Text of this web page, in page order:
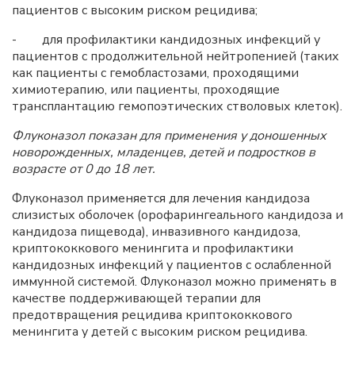
пациентов с высоким риском рецидива;
- для профилактики кандидозных инфекций у
пациентов с продолжительной нейтропенией (таких
как пациенты с гемобластозами, проходящими
химиотерапию, или пациенты, проходящие
трансплантацию гемопоэтических стволовых клеток).
Флуконазол показан для применения у доношенных
новорожденных, младенцев, детей и подростков в
возрасте от 0 до 18 лет.
Флуконазол применяется для лечения кандидоза
слизистых оболочек (орофарингеального кандидоза и
кандидоза пищевода), инвазивного кандидоза,
криптококкового менингита и профилактики
кандидозных инфекций у пациентов с ослабленной
иммунной системой. Флуконазол можно применять в
качестве поддерживающей терапии для
предотвращения рецидива криптококкового
менингита у детей с высоким риском рецидива.